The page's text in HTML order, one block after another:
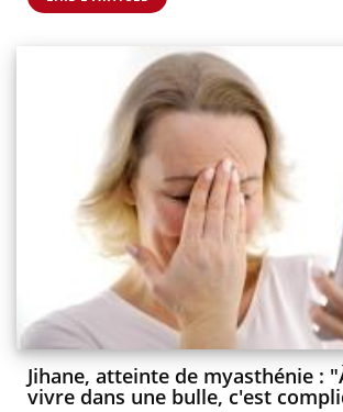
Jihane, atteinte de myasthénie :
vivre dans une bulle, c'est